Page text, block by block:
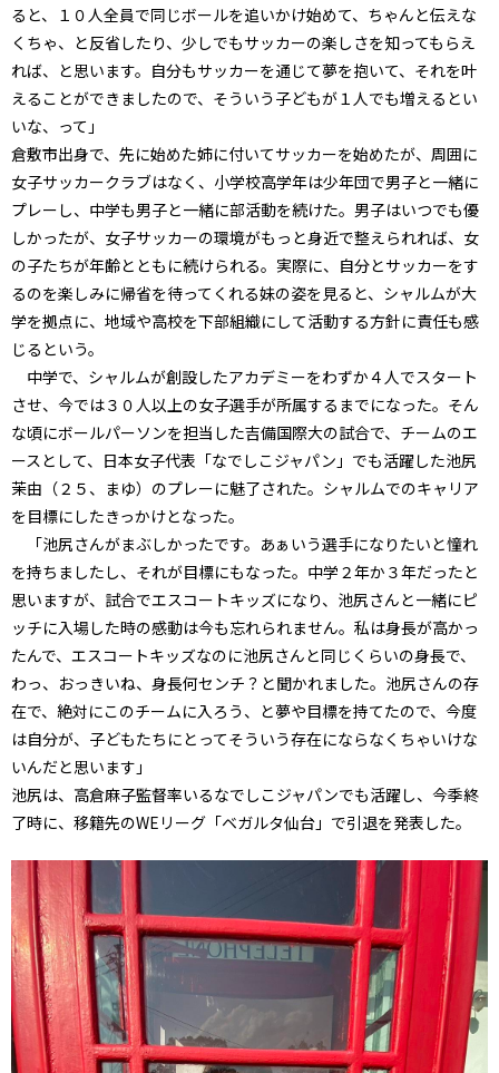
ると、１０人全員で同じボールを追いかけ始めて、ちゃんと伝えな
くちゃ、と反省したり、少しでもサッカーの楽しさを知ってもらえ
れば、と思います。自分もサッカーを通じて夢を抱いて、それを叶
えることができましたので、そういう子どもが１人でも増えるとい
いな、って」
倉敷市出身で、先に始めた姉に付いてサッカーを始めたが、周囲に
女子サッカークラブはなく、小学校高学年は少年団で男子と一緒に
プレーし、中学も男子と一緒に部活動を続けた。男子はいつでも優
しかったが、女子サッカーの環境がもっと身近で整えられれば、女
の子たちが年齢とともに続けられる。実際に、自分とサッカーをす
るのを楽しみに帰省を待ってくれる妹の姿を見ると、シャルムが大
学を拠点に、地域や高校を下部組織にして活動する方針に責任も感
じるという。
中学で、シャルムが創設したアカデミーをわずか４人でスタート
させ、今では３０人以上の女子選手が所属するまでになった。そん
な頃にボールパーソンを担当した吉備国際大の試合で、チームのエ
ースとして、日本女子代表「なでしこジャパン」でも活躍した池尻
茉由（２５、まゆ）のプレーに魅了された。シャルムでのキャリア
を目標にしたきっかけとなった。
「池尻さんがまぶしかったです。あぁいう選手になりたいと憧れ
を持ちましたし、それが目標にもなった。中学２年か３年だったと
思いますが、試合でエスコートキッズになり、池尻さんと一緒にピ
ッチに入場した時の感動は今も忘れられません。私は身長が高かっ
たんで、エスコートキッズなのに池尻さんと同じくらいの身長で、
わっ、おっきいね、身長何センチ？と聞かれました。池尻さんの存
在で、絶対にこのチームに入ろう、と夢や目標を持てたので、今度
は自分が、子どもたちにとってそういう存在にならなくちゃいけな
いんだと思います」
池尻は、高倉麻子監督率いるなでしこジャパンでも活躍し、今季終
了時に、移籍先のWEリーグ「ベガルタ仙台」で引退を発表した。